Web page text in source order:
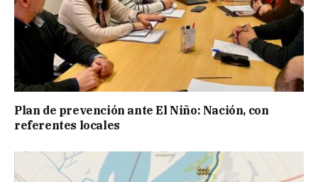
Plan de prevención ante El Niño: Nación, con
referentes locales